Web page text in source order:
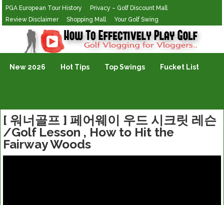
PGA European Tour History
Privacy – Golf Discount Mall
Review Disclaimer
Shopping Mall Your Golf Swing
Golf Vlogging For Vlogging
New 2026 Hot Tips Top Swings Fucket List
[ 워너골프 ] 페어웨이 우드 시크릿 레슨
/Golf Lesson , How to Hit the
Fairway Woods